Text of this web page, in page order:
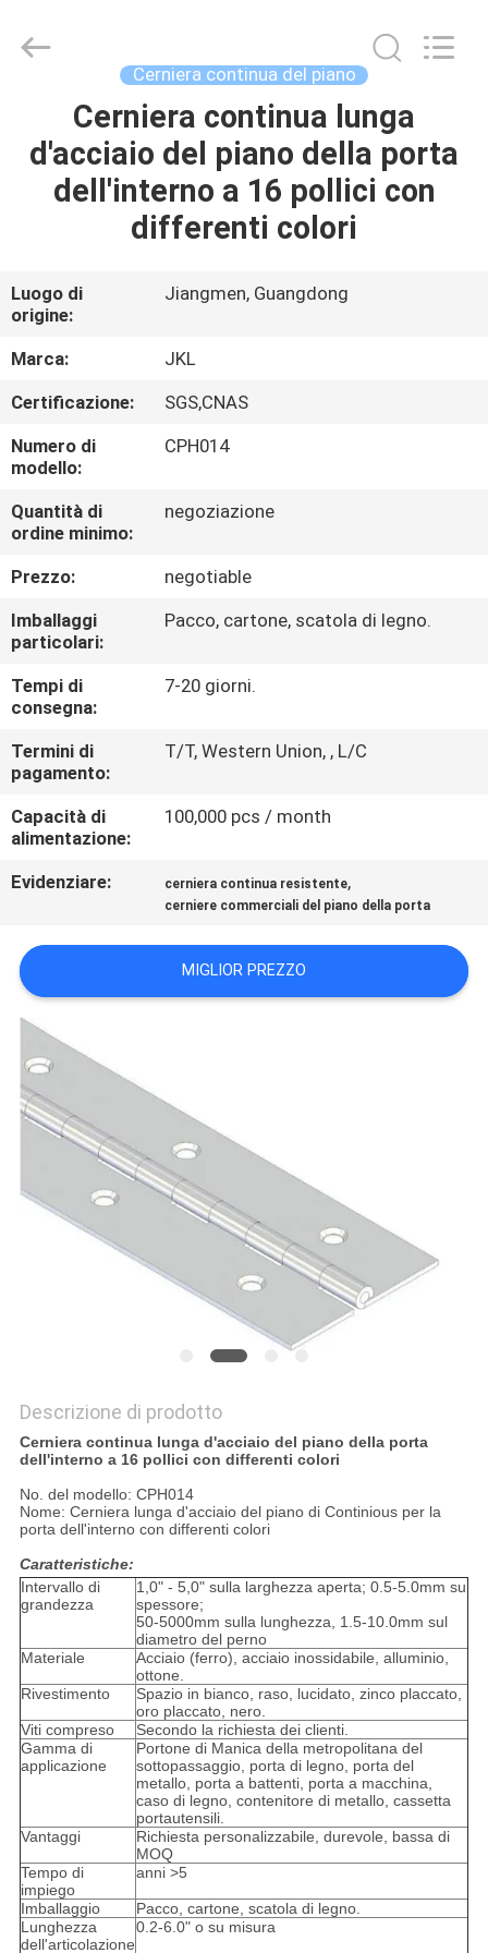
CASA
PRODOTTI
NOI
GIRO
DELLA
FABBRICA
CONTROLLO
DI
QUALITÀ
CONTATTICI
NOTIZIE
CASI
DEL
PRIVACY
POLICY
Co.,Ltd.
Cerniera continua del piano
Cerniera continua lunga
d'acciaio del piano della porta
dell'interno a 16 pollici con
differenti colori
Luogo di
origine:
Jiangmen, Guangdong
Marca:
JKL
Certificazione:
SGS,CNAS
Numero di
modello:
CPH014
Quantità di
ordine minimo:
negoziazione
Prezzo:
negotiable
Imballaggi
particolari:
Pacco, cartone, scatola di legno.
Tempi di
consegna:
7-20 giorni.
Termini di
pagamento:
T/T, Western Union, , L/C
Capacità di
alimentazione:
100,000 pcs / month
Evidenziare: cerniera continua resistente,
cerniere commerciali del piano della porta
MIGLIOR PREZZO
Descrizione di prodotto
Cerniera continua lunga d'acciaio del piano della porta
dell'interno a 16 pollici con differenti colori
No. del modello: CPH014
Nome: Cerniera lunga d'acciaio del piano di Continious per la
porta dell'interno con differenti colori
Caratteristiche:
Intervallo di
grandezza
1,0" - 5,0" sulla larghezza aperta; 0.5-5.0mm su
spessore;
50-5000mm sulla lunghezza, 1.5-10.0mm sul
diametro del perno
Materiale
Acciaio (ferro), acciaio inossidabile, alluminio,
ottone.
Rivestimento
Spazio in bianco, raso, lucidato, zinco placcato,
oro placcato, nero.
Viti compreso
Secondo la richiesta dei clienti.
Gamma di
applicazione
Portone di Manica della metropolitana del
sottopassaggio, porta di legno, porta del
metallo, porta a battenti, porta a macchina,
caso di legno, contenitore di metallo, cassetta
portautensili.
Vantaggi
Richiesta personalizzabile, durevole, bassa di
MOQ
Tempo di
impiego
anni >5
Imballaggio
Pacco, cartone, scatola di legno.
Lunghezza
dell'articolazione
0.2-6.0" o su misura